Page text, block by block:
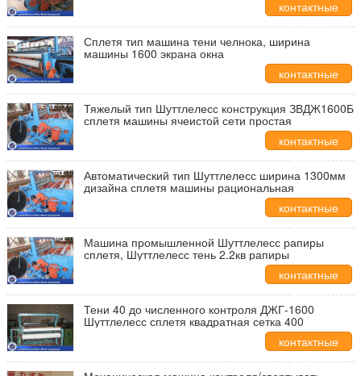
контактные
данные
Сплетя тип машина тени челнока, ширина
машины 1600 экрана окна
контактные
данные
Тяжелый тип Шуттлелесс конструкция ЗВДЖ1600Б
сплетя машины ячеистой сети простая
контактные
данные
Автоматический тип Шуттлелесс ширина 1300мм
дизайна сплетя машины рациональная
контактные
данные
Машина промышленной Шуттлелесс рапиры
сплетя, Шуттлелесс тень 2.2кв рапиры
контактные
данные
Тени 40 до численного контроля ДЖГ-1600
Шуттлелесс сплетя квадратная сетка 400
контактные
данные